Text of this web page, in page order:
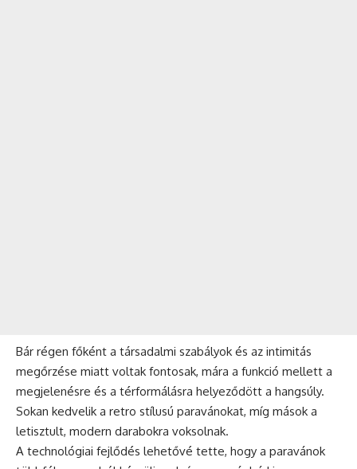
Bár régen főként a társadalmi szabályok és az intimitás
megőrzése miatt voltak fontosak, mára a funkció mellett a
megjelenésre és a térformálásra helyeződött a hangsúly.
Sokan kedvelik a retro stílusú paravánokat, míg mások a
letisztult, modern darabokra voksolnak.
A technológiai fejlődés lehetővé tette, hogy a paravánok